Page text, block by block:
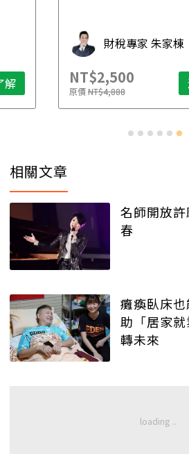
解
財稅專家 朱家棟
NT$2,500
原價NT$4,888
相關文章
名師開放
春
癱瘓臥床
助「居家
轉未來